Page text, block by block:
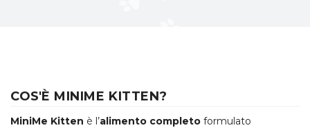
COS'È MINIME KITTEN?
MiniMe Kitten è l’alimento completo formulato